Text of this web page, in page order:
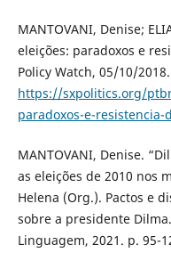
MANTOVANI, Denise;
eleições: paradoxos e
Policy Watch, 05/10/
https://sxpolitics.org/
paradoxos-e-resistencia-
MANTOVANI, Denise.
as eleições de 2010 nos
Helena (Org.). Pactos e
sobre a presidente
Linguagem, 2021. p. 95-